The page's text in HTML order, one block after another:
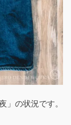
」の状況です。